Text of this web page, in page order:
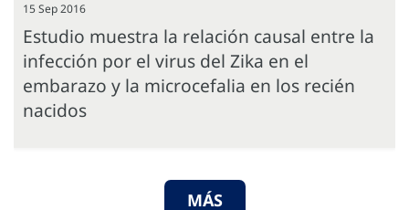
15 Sep 2016
Estudio muestra la relación causal entre la
infección por el virus del Zika en el
embarazo y la microcefalia en los recién
nacidos
MÁS